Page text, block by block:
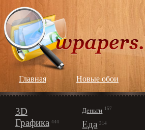
Главная Новые обои
3D
Графика 444
Деньги 157
Еда 314